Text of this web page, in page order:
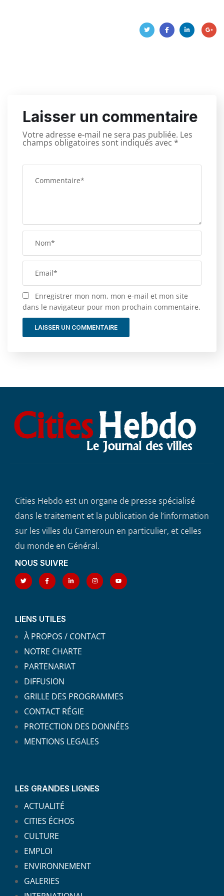
Laisser un commentaire
Votre adresse e-mail ne sera pas publiée. Les
champs obligatoires sont indiqués avec *
Enregistrer mon nom, mon e-mail et mon site
dans le navigateur pour mon prochain commentaire.
Cities Hebdo est un organe de presse spécialisé
dans le traitement et la publication de l’information
sur les villes du Cameroun en particulier, et celles
du monde en Général.
NOUS SUIVRE
LIENS UTILES
À PROPOS / CONTACT
NOTRE CHARTE
PARTENARIAT
DIFFUSION
GRILLE DES PROGRAMMES
CONTACT RÉGIE
PROTECTION DES DONNÉES
MENTIONS LEGALES
LES GRANDES LIGNES
ACTUALITÉ
CITIES ÉCHOS
CULTURE
EMPLOI
ENVIRONNEMENT
GALERIES